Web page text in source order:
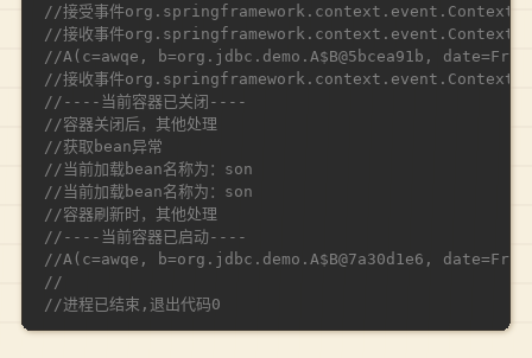
//接受事件
//接收事件
//A(c=awqe, b=org.jdbc.demo.A$B@5bcea91b, date=Fri
//接收事件
//----当前容器已关闭----
//容器关闭后，其他处理
//获取bean异常
//当前加载bean名称为：son
//当前加载bean名称为：son
//容器刷新时，其他处理
//----当前容器已启动----
//A(c=awqe, b=org.jdbc.demo.A$B@7a30d1e6, date=Fri
//
//进程已结束,退出代码0